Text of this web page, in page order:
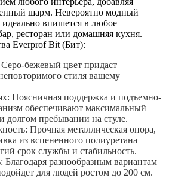
шарм. Невероятно модный
идеально впишется в любое
ресторан или домашняя кухня.
Everprof Bit (Бит):
бежевый цвет придаст
стиля вашему
Поясничная поддержка и подъемно-
обеспечивают максимальный
долгом пребывании на стуле.
Прочная металлическая опора,
из вспененного полиуретана
срок службы и стабильность.
Благодаря разнообразным вариантам
для людей ростом до 200 см.